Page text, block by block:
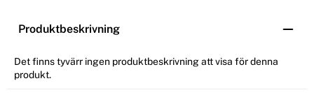
Produktbeskrivning
Det finns tyvärr ingen produktbeskrivning att visa för denna
produkt.